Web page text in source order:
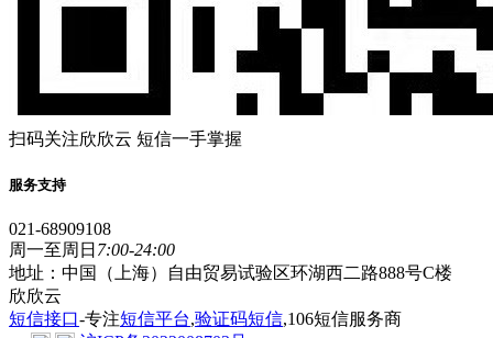
扫码关注欣欣云 短信一手掌握
服务支持
021-68909108
周一至周日 7:00-24:00
地址：中国（上海）自由贸易试验区环湖西二路888号C楼
欣欣云
短信接口-专注短信平台,验证码短信,106短信服务商